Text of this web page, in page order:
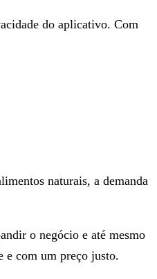
do aplicativo. Com
naturais, a demanda
o negócio e até mesmo
e com um preço justo.